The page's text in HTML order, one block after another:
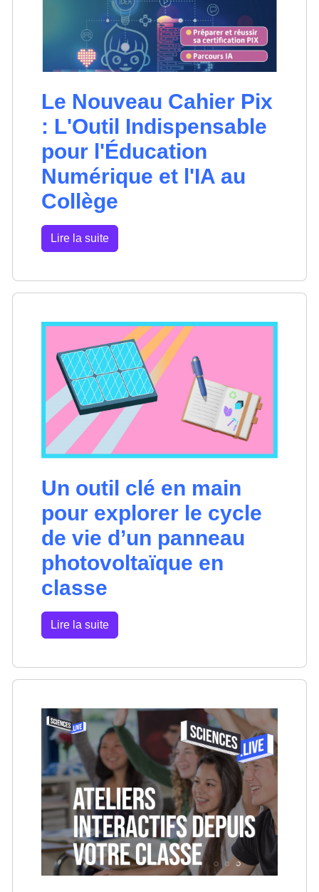
Le Nouveau Cahier Pix
: L'Outil Indispensable
pour l'Éducation
Numérique et l'IA au
Collège
Lire la suite
Un outil clé en main
pour explorer le cycle
de vie d’un panneau
photovoltaïque en
classe
Lire la suite